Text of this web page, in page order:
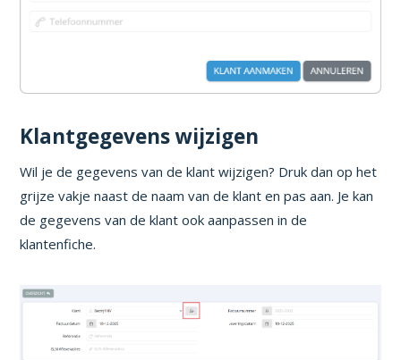
Klantgegevens wijzigen
Wil je de gegevens van de klant wijzigen? Druk dan op het
grijze vakje naast de naam van de klant en pas aan. Je kan
de gegevens van de klant ook aanpassen in de
klantenfiche.